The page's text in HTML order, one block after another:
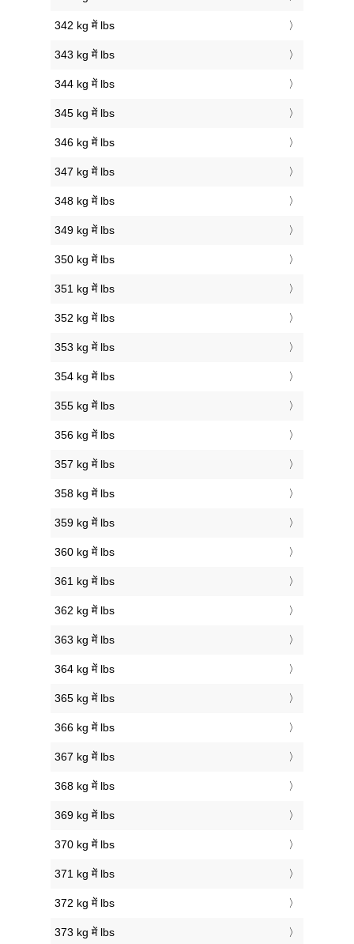
342 kg में lbs
343 kg में lbs
344 kg में lbs
345 kg में lbs
346 kg में lbs
347 kg में lbs
348 kg में lbs
349 kg में lbs
350 kg में lbs
351 kg में lbs
352 kg में lbs
353 kg में lbs
354 kg में lbs
355 kg में lbs
356 kg में lbs
357 kg में lbs
358 kg में lbs
359 kg में lbs
360 kg में lbs
361 kg में lbs
362 kg में lbs
363 kg में lbs
364 kg में lbs
365 kg में lbs
366 kg में lbs
367 kg में lbs
368 kg में lbs
369 kg में lbs
370 kg में lbs
371 kg में lbs
372 kg में lbs
373 kg में lbs